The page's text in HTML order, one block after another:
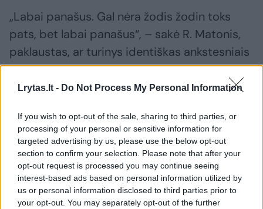
Lrytas.lt - Do Not Process My Personal Information
If you wish to opt-out of the sale, sharing to third parties, or
processing of your personal or sensitive information for
targeted advertising by us, please use the below opt-out
section to confirm your selection. Please note that after your
opt-out request is processed you may continue seeing
interest-based ads based on personal information utilized by
us or personal information disclosed to third parties prior to
your opt-out. You may separately opt-out of the further
„Labai panašus. Gal nėra žodis žodin toks
pats, bet labai panašus“, – sakė R. Matonis,
paklaustas, ar turinys identiškas ankstesniais
metais platintų pranešimų turiniui.
jog pirmadienį prasidėjus brandos egzaminų
sesijai, yra pasiruošta įvairioms situacijoms.
Pagrindinė brandos egzaminų sesija vyksta
birželio 1–19 dienomis, jos metu vienuoliktos